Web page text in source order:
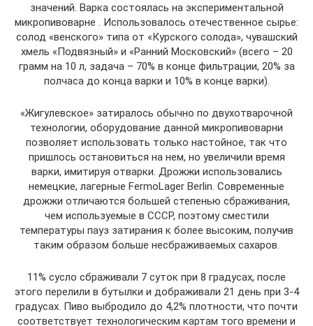
значений. Варка состоялась на экспериментальной
микропивоварне . Использовалось отечественное сырье:
солод «венского» типа от «Курского солода», чувашский
хмель «Подвязный» и «Ранний Московский» (всего – 20
грамм на 10 л, задача – 70% в конце фильтрации, 20% за
полчаса до конца варки и 10% в конце варки).
«Жигулевское» затиралось обычно по двухотварочной
технологии, оборудование данной микропивоварни
позволяет использовать только настойное, так что
пришлось остановиться на нем, но увеличили время
варки, имитируя отварки. Дрожжи использовались
немецкие, лагерные FermoLager Berlin. Современные
дрожжи отличаются большей степенью сбраживания,
чем используемые в СССР, поэтому сместили
температуры пауз затирания к более высоким, получив
таким образом больше несбраживаемых сахаров.
11% сусло сбраживали 7 суток при 8 градусах, после
этого перелили в бутылки и дображивали 21 день при 3-4
градусах. Пиво выбродило до 4,2% плотности, что почти
соответствует технологическим картам того времени и